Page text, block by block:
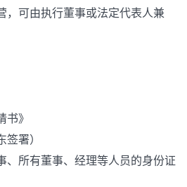
可由执行董事或法定代表人兼
书》
签署）
、所有董事、经理等人员的身份证